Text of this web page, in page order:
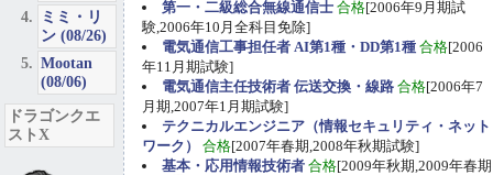
第一・二級総合無線通信士 合格[2006年9月期試
験,2006年10月全科目免除]
電気通信工事担任者 AI第1種・DD第1種 合格[2006
年11月期試験]
電気通信主任技術者 伝送交換・線路 合格[2006年7
月期,2007年1月期試験]
テクニカルエンジニア（情報セキュリティ・ネット
ワーク）
合格[2007年春期,2008年秋期試験]
基本・応用情報技術者 合格[2009年秋期,2009年春期
ミミ・リ
ン (08/26)
Mootan
(08/06)
ドラゴンクエ
ストX